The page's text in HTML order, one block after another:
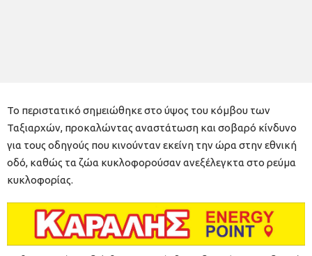
Το περιστατικό σημειώθηκε στο ύψος του κόμβου των
Ταξιαρχών, προκαλώντας αναστάτωση και σοβαρό κίνδυνο
για τους οδηγούς που κινούνταν εκείνη την ώρα στην εθνική
οδό, καθώς τα ζώα κυκλοφορούσαν ανεξέλεγκτα στο ρεύμα
κυκλοφορίας.